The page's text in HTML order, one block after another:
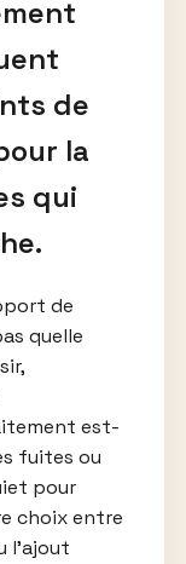
de
la
qui
de
quelle
est-
fuites ou
pour
choix entre
l’ajout